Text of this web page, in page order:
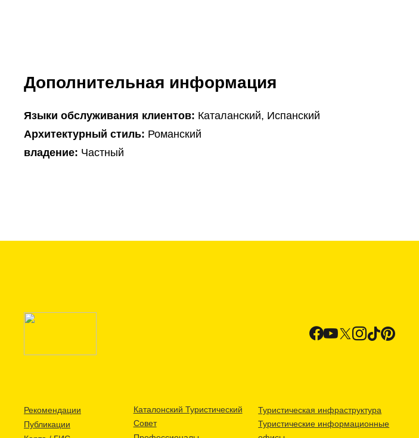
Дополнительная информация
Языки обслуживания клиентов: Каталанский, Испанский
Архитектурный стиль: Романский
владение: Частный
Рекомендации
Публикации
Каталонский Туристический
Совет
Туристическая инфраструктура
Туристические информационные